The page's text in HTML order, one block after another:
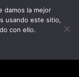
damos la mejor
usando este sitio,
con ello.